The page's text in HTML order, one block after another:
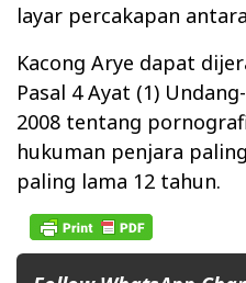
layar percakapan
Kacong Arye dapat
Pasal 4 Ayat (1)
2008 tentang
hukuman penjara
paling lama 12 tahun.